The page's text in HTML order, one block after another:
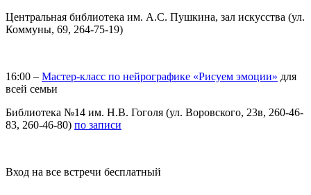
Центральная библиотека им. А.С. Пушкина, зал искусства (ул.
Коммуны, 69, 264-75-19)
16:00 – Мастер-класс по нейрографике «Рисуем эмоции» для
всей семьи
Библиотека №14 им. Н.В. Гоголя (ул. Воровского, 23в, 260-46-
83, 260-46-80) по записи
Вход на все встречи бесплатный